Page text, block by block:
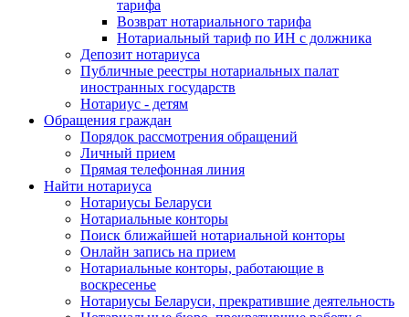
тарифа
Возврат нотариального тарифа
Нотариальный тариф по ИН с должника
Депозит нотариуса
Публичные реестры нотариальных палат
иностранных государств
Нотариус - детям
Обращения граждан
Порядок рассмотрения обращений
Личный прием
Прямая телефонная линия
Найти нотариуса
Нотариусы Беларуси
Нотариальные конторы
Поиск ближайшей нотариальной конторы
Онлайн запись на прием
Нотариальные конторы, работающие в
воскресенье
Нотариусы Беларуси, прекратившие деятельность